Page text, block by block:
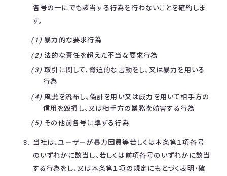
各号の一にでも該当する行為を行わないことを確約しま
す。
暴力的な要求行為
法的な責任を超えた不当な要求行為
取引に関して、脅迫的な言動をし、又は暴力を用いる
行為
風説を流布し、偽計を用い又は威力を用いて相手方の
信用を毀損し、又は相手方の業務を妨害する行為
その他前各号に準ずる行為
当社は、ユーザーが暴力団員等若しくは本条第１項各号
のいずれかに該当し、若しくは前項各号のいずれかに該当
する行為をし、又は本条第１項の規定にもとづく表明・確